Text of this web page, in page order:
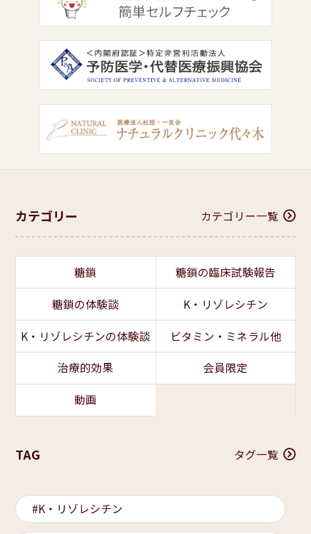
カテゴリー カテゴリー一覧
糖鎖
糖鎖の臨床試験報告
糖鎖の体験談
K・リゾレシチン
K・リゾレシチンの体験談
ビタミン・ミネラル他
治療的効果
会員限定
動画
TAG タグ一覧
K・リゾレシチン